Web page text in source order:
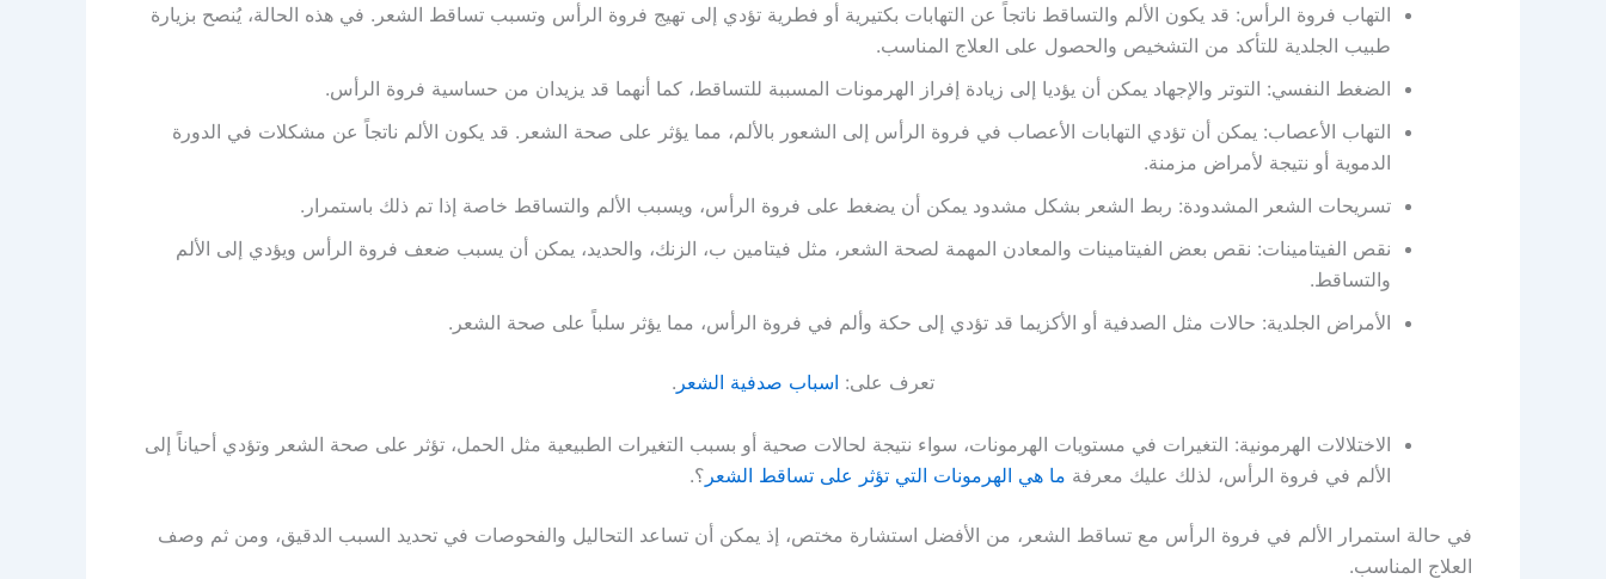
التهاب فروة الرأس: قد يكون الألم والتساقط ناتجاً عن التهابات بكتيرية أو فطرية تؤدي إلى تهيج فروة الرأس وتسبب تساقط الشعر. في هذه الحالة، يُنصح بزيارة
طبيب الجلدية للتأكد من التشخيص والحصول على العلاج المناسب.
الضغط النفسي: التوتر والإجهاد يمكن أن يؤديا إلى زيادة إفراز الهرمونات المسببة للتساقط، كما أنهما قد يزيدان من حساسية فروة الرأس.
التهاب الأعصاب: يمكن أن تؤدي التهابات الأعصاب في فروة الرأس إلى الشعور بالألم، مما يؤثر على صحة الشعر. قد يكون الألم ناتجاً عن مشكلات في الدورة
الدموية أو نتيجة لأمراض مزمنة.
تسريحات الشعر المشدودة: ربط الشعر بشكل مشدود يمكن أن يضغط على فروة الرأس، ويسبب الألم والتساقط خاصة إذا تم ذلك باستمرار.
نقص الفيتامينات: نقص بعض الفيتامينات والمعادن المهمة لصحة الشعر، مثل فيتامين ب، الزنك، والحديد، يمكن أن يسبب ضعف فروة الرأس ويؤدي إلى الألم
والتساقط.
الأمراض الجلدية: حالات مثل الصدفية أو الأكزيما قد تؤدي إلى حكة وألم في فروة الرأس، مما يؤثر سلباً على صحة الشعر.
تعرف على: اسباب صدفية الشعر .
الاختلالات الهرمونية: التغيرات في مستويات الهرمونات، سواء نتيجة لحالات صحية أو بسبب التغيرات الطبيعية مثل الحمل، تؤثر على صحة الشعر وتؤدي أحياناً إلى
الألم في فروة الرأس، لذلك عليك معرفة ما هي الهرمونات التي تؤثر على تساقط الشعر ؟.
في حالة استمرار الألم في فروة الرأس مع تساقط الشعر، من الأفضل استشارة مختص، إذ يمكن أن تساعد التحاليل والفحوصات في تحديد السبب الدقيق، ومن ثم وصف
العلاج المناسب.